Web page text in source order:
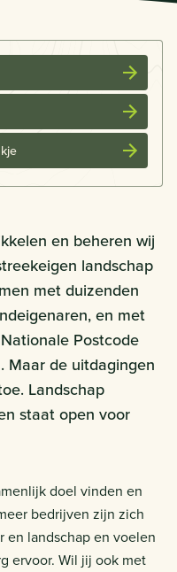
en beheren wij
landschap
met duizenden
en met
Postcode
Maar de uitdagingen
Landschap
staat open voor
doel vinden en
bedrijven zijn zich
en landschap en voelen
ervoor. Wil jij ook met